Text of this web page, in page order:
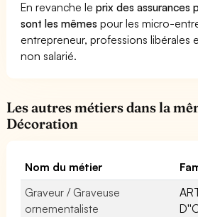
En revanche leprix des assurances
sont les mêmes pour les micro-
entrepreneur, professions libérales
non salarié.
Les autres métiers dans la
Décoration
Nom du métier
Graveur / Graveuse
ornementaliste